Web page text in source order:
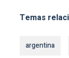
Temas
argentina